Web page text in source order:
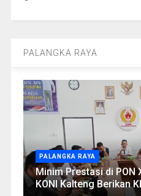
PALANGKA RAYA
PALANGKA RAYA
Minim Prestasi di PON
KONI Kalteng Berikan